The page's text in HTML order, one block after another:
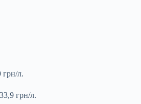
грн/л.
грн/л.